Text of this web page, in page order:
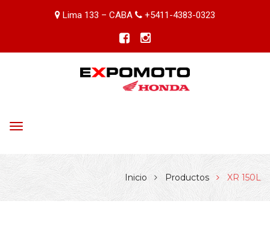
Lima 133 – CABA +5411-4383-0323
Toggle
Inicio Productos XR 150L